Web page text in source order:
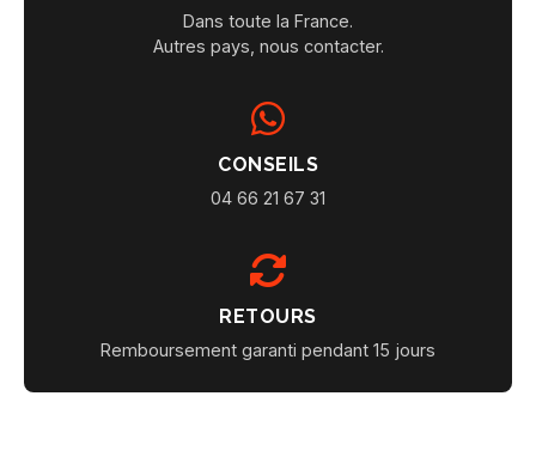
Dans toute la France.
Autres pays, nous contacter.
CONSEILS
04 66 21 67 31
RETOURS
Remboursement garanti pendant 15 jours